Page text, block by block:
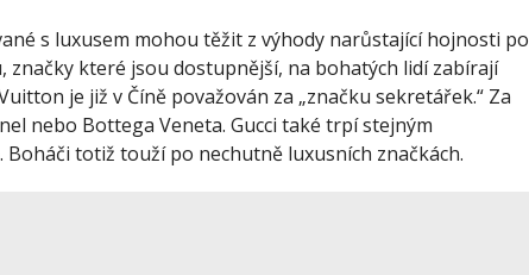
s luxusem mohou těžit z výhody narůstající hojnosti po
značky které jsou dostupnější, na bohatých lidí zabírají
je již v Číně považován za „značku sekretářek.“ Za
nebo Bottega Veneta. Gucci také trpí stejným
totiž touží po nechutně luxusních značkách.